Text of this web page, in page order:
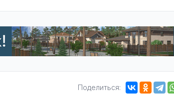
Поделиться: